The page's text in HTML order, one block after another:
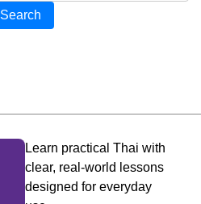
Search
Learn practical Thai with
clear, real-world lessons
designed for everyday